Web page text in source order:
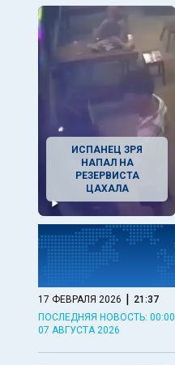
ИСПАНЕЦ ЗРЯ
НАПАЛ НА
РЕЗЕРВИСТА
ЦАХАЛА
17 ФЕВРАЛЯ 2026 | 21:37
ПОСЛЕДНЯЯ НОВОСТЬ: 00:00
07 АВГУСТА 2026